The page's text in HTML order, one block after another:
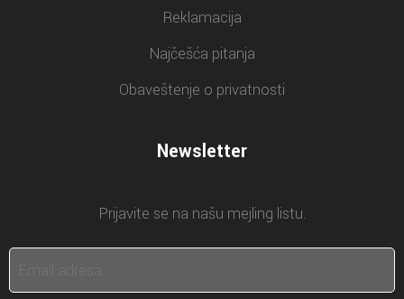
Reklamacija
Najčešća pitanja
Obaveštenje o privatnosti
Newsletter
Prijavite se na našu mejling listu.